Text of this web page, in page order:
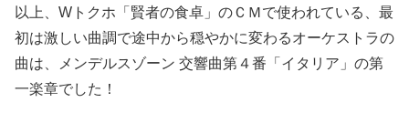
以上、Wトクホ「賢者の食卓」のＣＭで使われている、最
初は激しい曲調で途中から穏やかに変わるオーケストラの
曲は、メンデルスゾーン 交響曲第４番「イタリア」の第
一楽章でした！